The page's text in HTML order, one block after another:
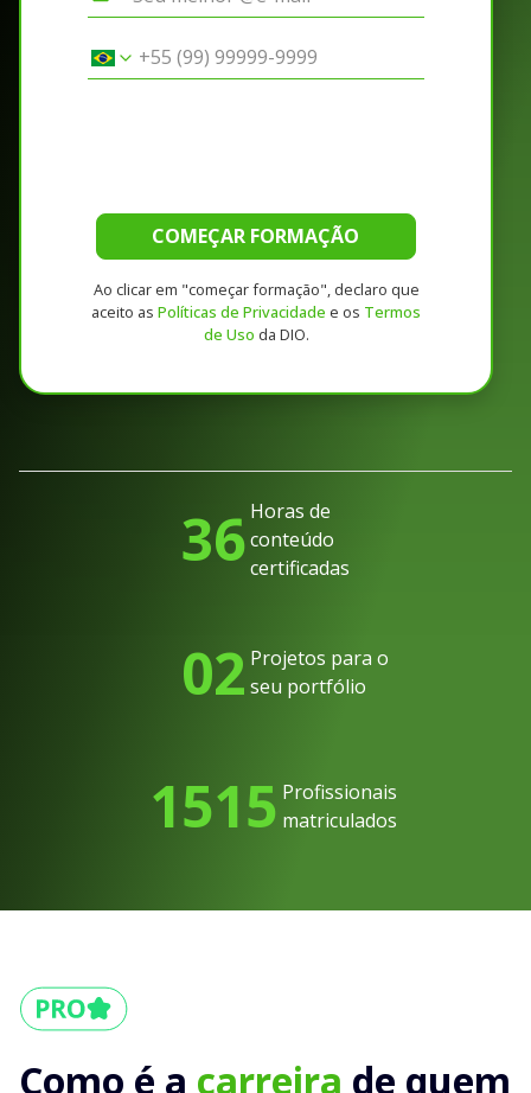
COMEÇAR FORMAÇÃO
Ao clicar em "começar formação", declaro que
aceito as Políticas de Privacidade e os Termos
de Uso da DIO.
36 Horas de
conteúdo
certificadas
02 Projetos para o
seu portfólio
1515 Profissionais
matriculados
Como é a carreira de quem